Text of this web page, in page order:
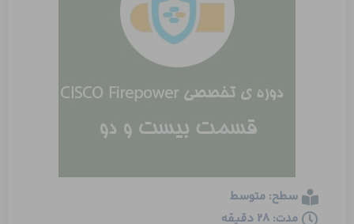
سطح: متوسط
مدت: 28 دقیقه